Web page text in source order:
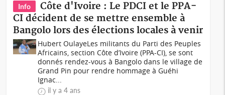
Info
Côte d'Ivoire : Le PDCI et le PPA-
CI décident de se mettre ensemble à
Bangolo lors des élections locales à venir
Hubert OulayeLes militants du Parti des Peuples
Africains, section Côte d’Ivoire (PPA-CI), se sont
donnés rendez-vous à Bangolo dans le village de
Grand Pin pour rendre hommage à Guéhi
Ignac...
il y a 4 ans